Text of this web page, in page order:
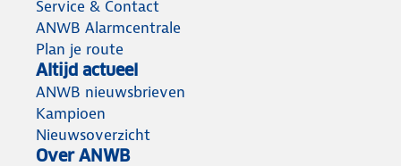
Service & Contact
ANWB Alarmcentrale
Plan je route
Altijd actueel
ANWB nieuwsbrieven
Kampioen
Nieuwsoverzicht
Over ANWB